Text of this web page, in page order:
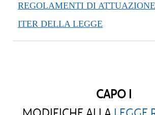
REGOLAMENTI DI ATTUAZIONE
ITER DELLA LEGGE
CAPO I